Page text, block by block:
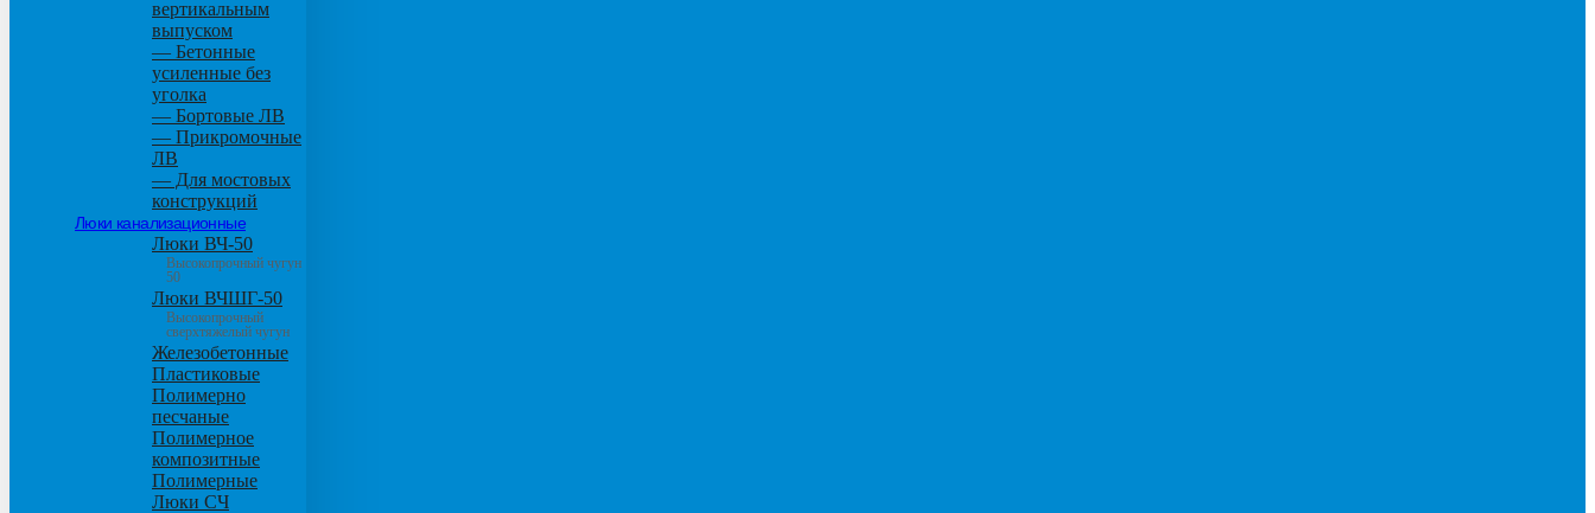
вертикальным
выпуском
— Бетонные
усиленные без
уголка
— Бортовые ЛВ
— Прикромочные
ЛВ
— Для мостовых
конструкций
Люки канализационные
Люки ВЧ-50
Высокопрочный чугун
50
Люки ВЧШГ-50
Высокопрочный
сверхтяжелый чугун
Железобетонные
Пластиковые
Полимерно
песчаные
Полимерное
композитные
Полимерные
Люки СЧ